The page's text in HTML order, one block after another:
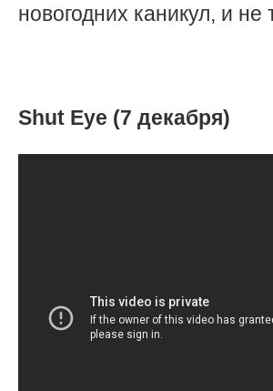
новогодних каникул, и не
Shut Eye (7 декабря)